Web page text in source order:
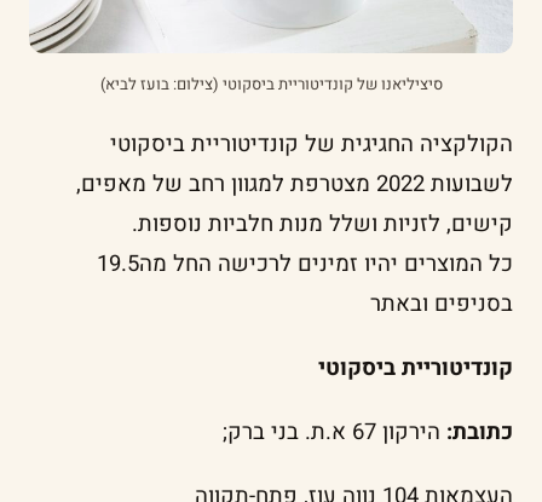
סיציליאנו של קונדיטוריית ביסקוטי (צילום: בועז לביא)
הקולקציה החגיגית של קונדיטוריית ביסקוטי
לשבועות 2022 מצטרפת למגוון רחב של מאפים,
קישים, לזניות ושלל מנות חלביות נוספות.
כל המוצרים יהיו זמינים לרכישה החל מה19.5
בסניפים ובאתר
קונדיטוריית ביסקוטי
כתובת: הירקון 67 א.ת. בני ברק;